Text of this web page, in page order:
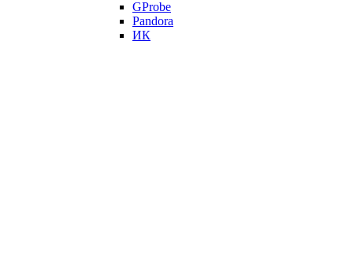
GProbe
Pandora
ИК